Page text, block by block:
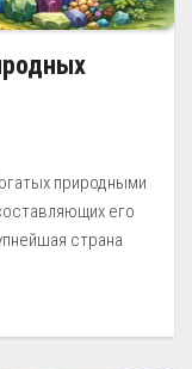
природными
его
страна